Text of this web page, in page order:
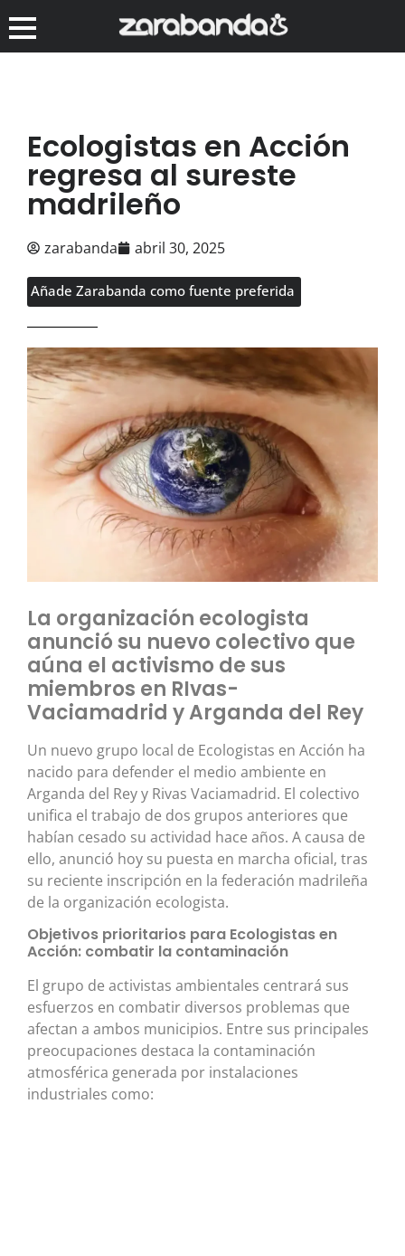
Ecologistas en Acción
regresa al sureste
madrileño
zarabanda abril 30, 2025
Añade Zarabanda como fuente preferida
La organización ecologista
anunció su nuevo colectivo que
aúna el activismo de sus
miembros en RIvas-
Vaciamadrid y Arganda del Rey
Un nuevo grupo local de Ecologistas en Acción ha
nacido para defender el medio ambiente en
Arganda del Rey y Rivas Vaciamadrid. El colectivo
unifica el trabajo de dos grupos anteriores que
habían cesado su actividad hace años. A causa de
ello, anunció hoy su puesta en marcha oficial, tras
su reciente inscripción en la federación madrileña
de la organización ecologista.
Objetivos prioritarios para Ecologistas en
Acción: combatir la contaminación
El grupo de activistas ambientales centrará sus
esfuerzos en combatir diversos problemas que
afectan a ambos municipios. Entre sus principales
preocupaciones destaca la contaminación
atmosférica generada por instalaciones
industriales como: